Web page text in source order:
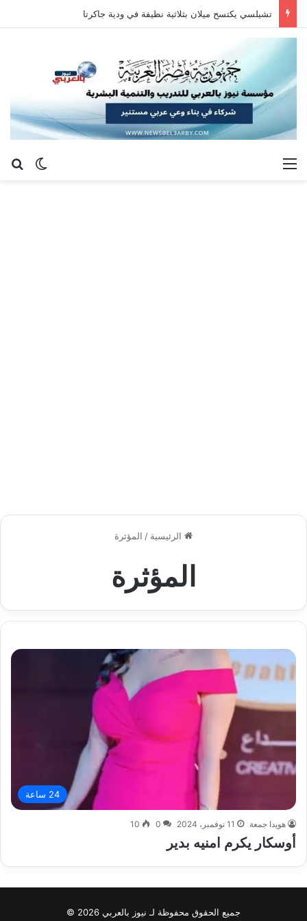
تشيلسي يكتسح ميلان بثلاثية نظيفة في ودية جاكرتا
الوضع القائمة
الرئيسية / المؤثرة
المؤثرة
24 ساعة
هويدا جمعة 11 نوفمبر، 2024 0
10
أوسكار يكرم امنيه بدير
جميع الحقوق محفوظة لـ نيوز بالعربي 2026 ©